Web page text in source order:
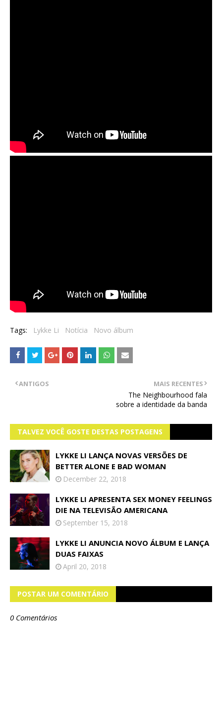
Tags: Lykke Li Notícia Novo álbum
MAIS RECENTES
The Neighbourhood fala
sobre a identidade da banda
ANTIGOS
TALVEZ VOCÊ GOSTE DESTAS POSTAGENS
LYKKE LI LANÇA NOVAS VERSÕES DE
BETTER ALONE E BAD WOMAN
December 22, 2018
LYKKE LI APRESENTA SEX MONEY FEELINGS
DIE NA TELEVISÃO AMERICANA
September 15, 2018
LYKKE LI ANUNCIA NOVO ÁLBUM E LANÇA
DUAS FAIXAS
April 20, 2018
POSTAR UM COMENTÁRIO
0 Comentários